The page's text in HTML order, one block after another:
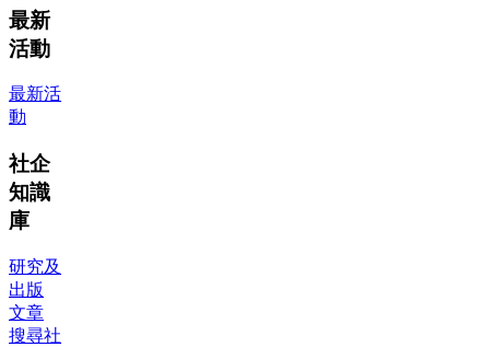
最新
活動
最新活
動
社企
知識
庫
研究及
出版
文章
搜尋社